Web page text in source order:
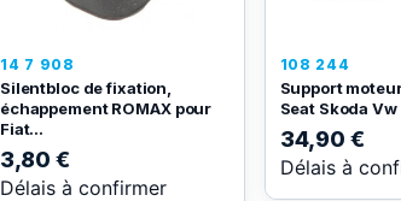
14 7 908
Silentbloc de fixation,
échappement ROMAX pour
Fiat...
3,80 €
Délais à confirmer
108 244
Support
Seat Skoda Vw
34,90 €
Délais à